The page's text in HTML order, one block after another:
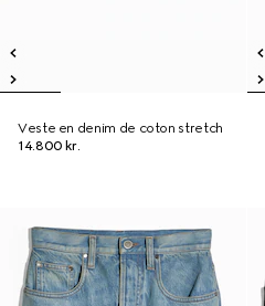
Veste en denim de coton stretch
14.800 kr.